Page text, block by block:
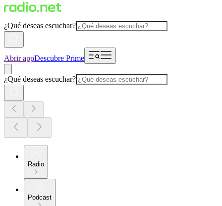
¿Qué deseas escuchar?
Abrir appDescubre Prime
¿Qué deseas escuchar?
Radio
Podcast